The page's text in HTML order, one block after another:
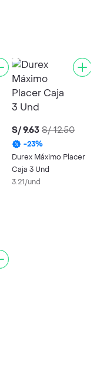
S/ 9.63 S/ 12.50
-23%
Durex Máximo Placer
Caja 3 Und
3.21/und